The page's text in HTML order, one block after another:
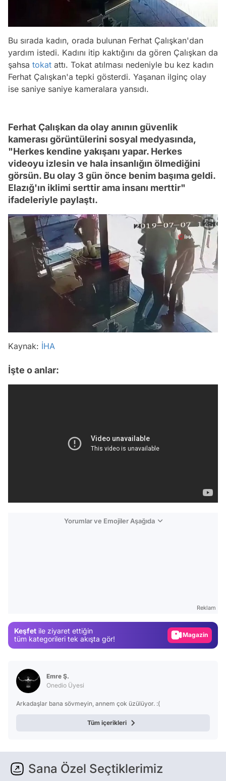
Bu sırada kadın, orada bulunan Ferhat Çalışkan'dan
yardım istedi. Kadını itip kaktığını da gören Çalışkan da
şahsa tokat attı. Tokat atılması nedeniyle bu kez kadın
Ferhat Çalışkan'a tepki gösterdi. Yaşanan ilginç olay
ise saniye saniye kameralara yansıdı.
Ferhat Çalışkan da olay anının güvenlik
kamerası görüntülerini sosyal medyasında,
"Herkes kendine yakışanı yapar. Herkes
videoyu izlesin ve hala insanlığın ölmediğini
görsün. Bu olay 3 gün önce benim başıma geldi.
Elazığ'ın iklimi serttir ama insanı merttir"
ifadeleriyle paylaştı.
Kaynak: İHA
İşte o anlar:
Yorumlar ve Emojiler Aşağıda
Reklam
Keşfet ile ziyaret ettiğin
tüm kategorileri tek akışta gör!
Magazin
Video
Emre Ş.
Onedio Üyesi
Arkadaşlar bana sövmeyin, annem çok üzülüyor. :(
Tüm içerikleri
Sana Özel Seçtiklerimiz